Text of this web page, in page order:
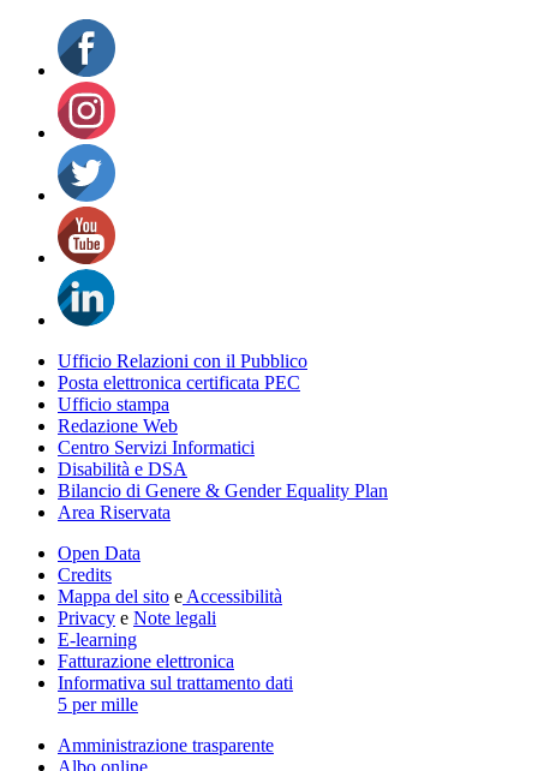
Ufficio Relazioni con il Pubblico
Posta elettronica certificata PEC
Ufficio stampa
Redazione Web
Centro Servizi Informatici
Disabilità e DSA
Bilancio di Genere & Gender Equality Plan
Area Riservata
Open Data
Credits
Mappa del sito e Accessibilità
Privacy e Note legali
E-learning
Fatturazione elettronica
Informativa sul trattamento dati
5 per mille
Amministrazione trasparente
Albo online